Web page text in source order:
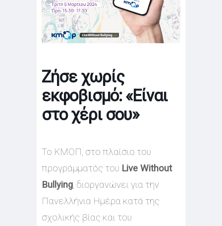
Zήσε χωρίς
εκφοβισμό: «Είναι
στο χέρι σου»
Το ΚΜΟΠ, στο πλαίσιο του
προγράμματός του Live Without
Bullying, διοργανώνει για την
Πανελλήνια Ημέρα κατά της
σχολικής βίας και του